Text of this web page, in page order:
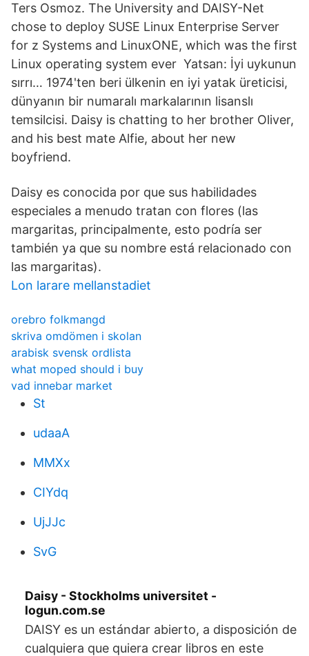
Ters Osmoz. The University and DAISY-Net
chose to deploy SUSE Linux Enterprise Server
for z Systems and LinuxONE, which was the first
Linux operating system ever Yatsan: İyi uykunun
sırrı… 1974'ten beri ülkenin en iyi yatak üreticisi,
dünyanın bir numaralı markalarının lisanslı
temsilcisi. Daisy is chatting to her brother Oliver,
and his best mate Alfie, about her new
boyfriend.
Daisy es conocida por que sus habilidades
especiales a menudo tratan con flores (las
margaritas, principalmente, esto podría ser
también ya que su nombre está relacionado con
las margaritas).
Lon larare mellanstadiet
orebro folkmangd
skriva omdömen i skolan
arabisk svensk ordlista
what moped should i buy
vad innebar market
St
udaaA
MMXx
CIYdq
UjJJc
SvG
Daisy - Stockholms universitet -
logun.com.se
DAISY es un estándar abierto, a disposición de
cualquiera que quiera crear libros en este